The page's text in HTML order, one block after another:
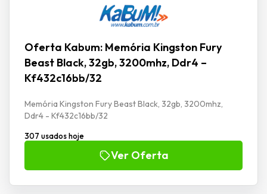
Oferta Kabum: Memória Kingston Fury
Beast Black, 32gb, 3200mhz, Ddr4 –
Kf432c16bb/32
Memória Kingston Fury Beast Black, 32gb, 3200mhz,
Ddr4 - Kf432c16bb/32
307 usados hoje
Ver Oferta